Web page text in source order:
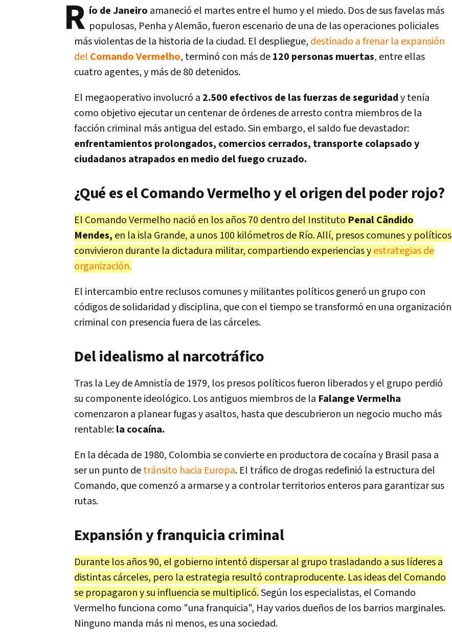
R ío de Janeiro amaneció el martes entre el humo y el miedo. Dos de sus favelas más
populosas, Penha y Alemão, fueron escenario de una de las operaciones policiales
más violentas de la historia de la ciudad. El despliegue, destinado a frenar la expansión
del Comando Vermelho, terminó con más de120 personas muertas, entre ellas
cuatro agentes, y más de 80 detenidos.
El megaoperativo involucró a 2.500 efectivos de las fuerzas de seguridady tenía
como objetivo ejecutar un centenar de órdenes de arresto contra miembros de la
facción criminal más antigua del estado. Sin embargo, el saldo fue devastador:
enfrentamientos prolongados, comercios cerrados, transporte colapsado y
ciudadanos atrapados en medio del fuego cruzado.
¿Qué es el Comando Vermelho y el origen del poder rojo?
El Comando Vermelho nació en los años 70 dentro del Instituto Penal Cândido
Mendes, en la isla Grande, a unos 100 kilómetros de Río. Allí, presos comunes y políticos
convivieron durante la dictadura militar, compartiendo experiencias yestrategias de
organización.
El intercambio entre reclusos comunes y militantes políticos generó un grupo con
códigos de solidaridad y disciplina, que con el tiempo se transformó en una organización
criminal con presencia fuera de las cárceles.
Del idealismo al narcotráfico
Tras la Ley de Amnistía de 1979, los presos políticos fueron liberados y el grupo perdió
su componente ideológico. Los antiguos miembros de la Falange Vermelha
comenzaron a planear fugas y asaltos, hasta que descubrieron un negocio mucho más
rentable:la cocaína.
En la década de 1980, Colombia se convierte en productora de cocaína y Brasil pasa a
ser un punto detránsito hacia Europa. El tráfico de drogas redefinió la estructura del
Comando, que comenzó a armarse y a controlar territorios enteros para garantizar sus
rutas.
Expansión y franquicia criminal
Durante los años 90, el gobierno intentó dispersar al grupo trasladando a sus líderes a
distintas cárceles, pero la estrategia resultó contraproducente. Las ideas del Comando
se propagaron y su influencia se multiplicó.Según los especialistas, el Comando
Vermelho funciona como "una franquicia", Hay varios dueños de los barrios marginales.
Ninguno manda más ni menos, es una sociedad.